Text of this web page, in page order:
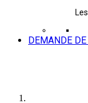
DEMANDE